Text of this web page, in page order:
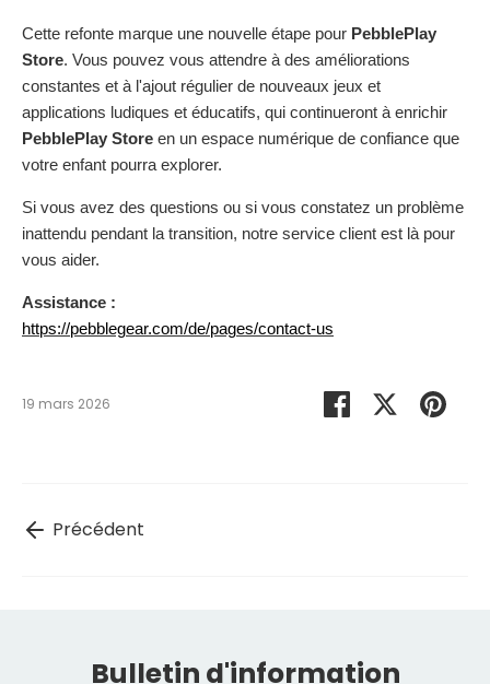
Cette refonte marque une nouvelle étape pour PebblePlay
Store. Vous pouvez vous attendre à des améliorations
constantes et à l'ajout régulier de nouveaux jeux et
applications ludiques et éducatifs, qui continueront à enrichir
PebblePlay Store en un espace numérique de confiance que
votre enfant pourra explorer.
Si vous avez des questions ou si vous constatez un problème
inattendu pendant la transition, notre service client est là pour
vous aider.
Assistance :
https://pebblegear.com/de/pages/contact-us
19 mars 2026
PartagerPartager
Précédent
Bulletin d'information